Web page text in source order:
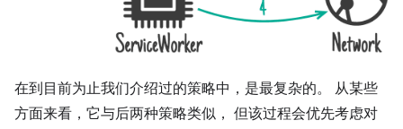
在到目前为止我们介绍过的策略中，是最复杂的。 从某些
方面来看，它与后两种策略类似， 但该过程会优先考虑对